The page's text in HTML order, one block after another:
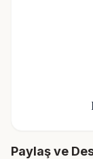
Paylaş ve